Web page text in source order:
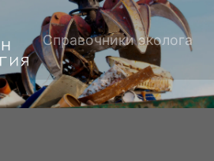
Справочники эколога